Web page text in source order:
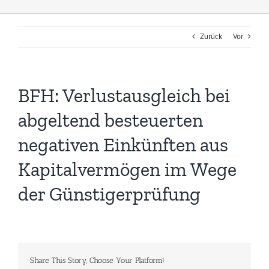
Zurück Vor
BFH: Verlustausgleich bei
abgeltend besteuerten
negativen Einkünften aus
Kapitalvermögen im Wege
der Günstigerprüfung
Share This Story, Choose Your Platform!